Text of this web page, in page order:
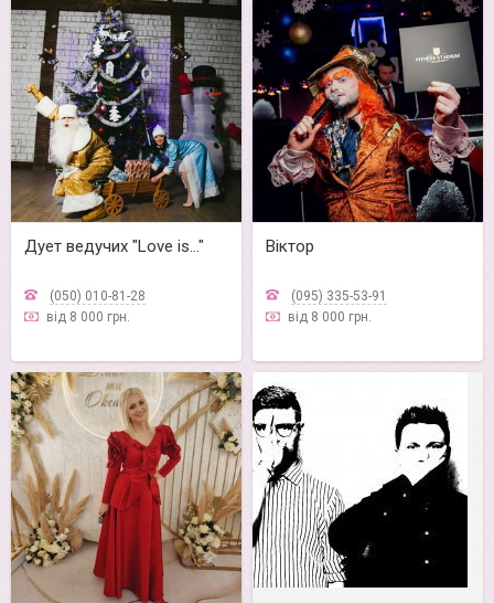
Дует ведучих "Love is..."
(050) 010-81-28
від 8 000 грн.
Віктор
(095) 335-53-91
від 8 000 грн.